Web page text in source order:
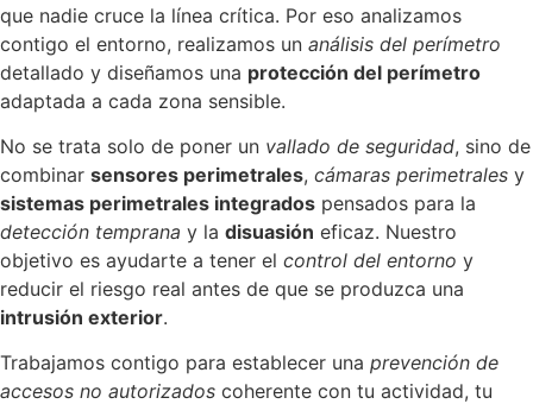
que nadie cruce la línea crítica. Por eso analizamos
contigo el entorno, realizamos un análisis del perímetro
detallado y diseñamos una protección del perímetro
adaptada a cada zona sensible.
No se trata solo de poner un vallado de seguridad, sino de
combinar sensores perimetrales, cámaras perimetrales y
sistemas perimetrales integrados pensados para la
detección temprana y la disuasión eficaz. Nuestro
objetivo es ayudarte a tener el control del entorno y
reducir el riesgo real antes de que se produzca una
intrusión exterior.
Trabajamos contigo para establecer una prevención de
accesos no autorizados coherente con tu actividad, tu